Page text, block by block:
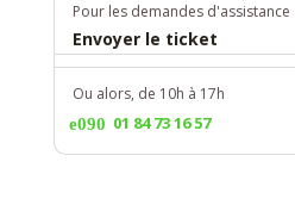
Pour les demandes d'assistance
Envoyer le ticket
Ou alors, de 10h à 17h
01 84 73 16 57